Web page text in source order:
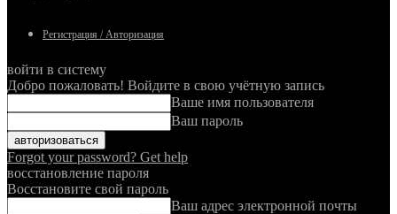
Регистрация / Авторизация
войти в систему
Добро пожаловать! Войдите в свою учётную запись
Ваше имя пользователя
Ваш пароль
Forgot your password? Get help
восстановление пароля
Восстановите свой пароль
Ваш адрес электронной почты